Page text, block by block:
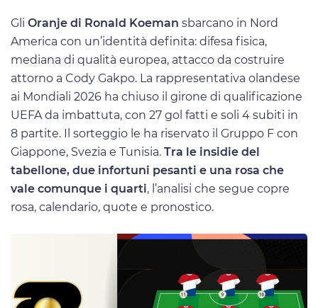
Gli Oranje di Ronald Koeman sbarcano in Nord
America con un’identità definita: difesa fisica,
mediana di qualità europea, attacco da costruire
attorno a Cody Gakpo. La rappresentativa olandese
ai Mondiali 2026 ha chiuso il girone di qualificazione
UEFA da imbattuta, con 27 gol fatti e soli 4 subiti in
8 partite. Il sorteggio le ha riservato il Gruppo F con
Giappone, Svezia e Tunisia. Tra le insidie del
tabellone, due infortuni pesanti e una rosa che
vale comunque i quarti, l’analisi che segue copre
rosa, calendario, quote e pronostico.